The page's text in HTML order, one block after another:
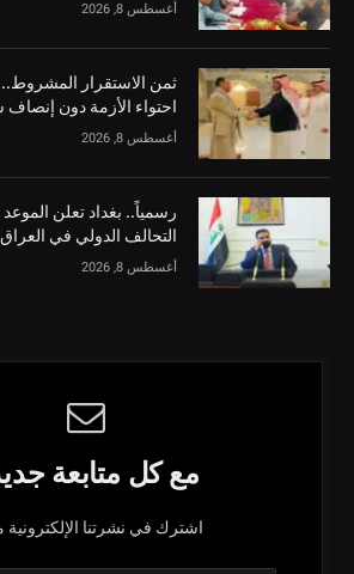
أغسطس 8, 2026
ثمن الاستقرار المشروط..
احتواء الأزمة دون
أغسطس 8, 2026
رسمياً.. بغداد تعلن الموعد
التحالف الدولي في العراق
أغسطس 8, 2026
مع كل متابعة
اشترك في نشرتنا الإلكترونية